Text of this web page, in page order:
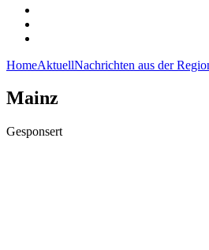
HomeAktuellNachrichten aus der
Mainz
Gesponsert